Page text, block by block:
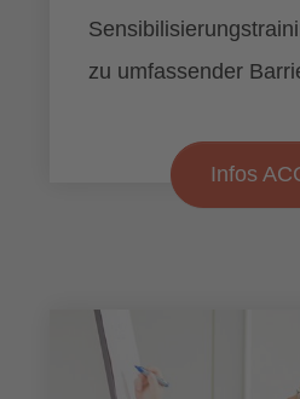
zu umfassender
Infos